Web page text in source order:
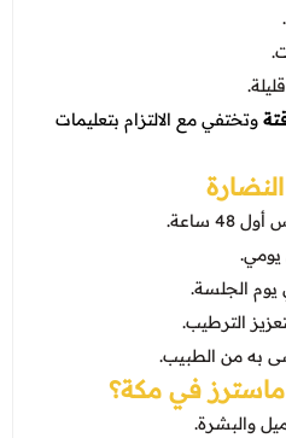
وتختفي مع الالتزام بتعليمات
ساعة.
الجلسة.
الترطيب.
به من الطبيب.
في مكة؟
والبشرة.